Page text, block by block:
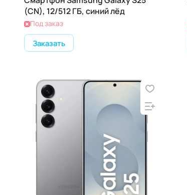
(CN), 12/512 ГБ, синий лёд
Под заказ
Заказать